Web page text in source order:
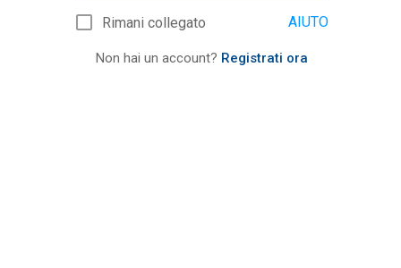
Rimani collegato AIUTO
Non hai un account? Registrati ora